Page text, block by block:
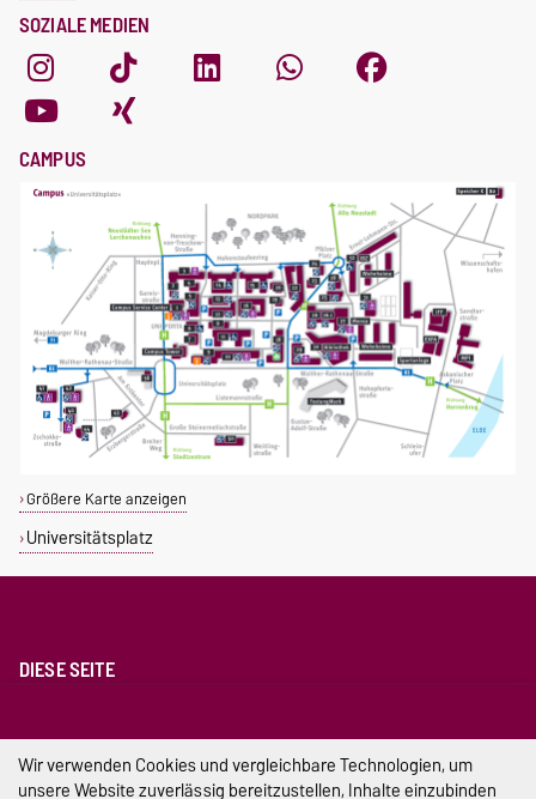
SOZIALE MEDIEN
CAMPUS
Größere Karte anzeigen
Universitätsplatz
DIESE SEITE
Permalink
Impressum
Wir verwenden Cookies und vergleichbare Technologien, um
unsere Website zuverlässig bereitzustellen, Inhalte einzubinden